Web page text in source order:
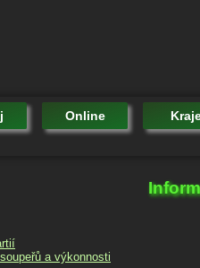
Online
a výkonnosti